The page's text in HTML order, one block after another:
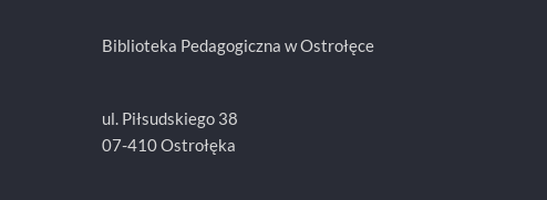
Biblioteka Pedagogiczna w Ostrołęce
ul. Piłsudskiego 38
07-410 Ostrołęka